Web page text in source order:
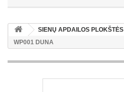
SIENŲ APDAILOS PLOKŠTĖS
WP001 DUNA